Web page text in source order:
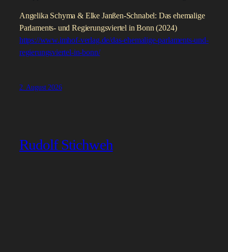
Angelika Schyma & Elke Janßen-Schnabel: Das ehemalige
Parlaments- und Regierungsviertel in Bonn (2024)
https://www.imhof-verlag.de/das-ehemalige-parlaments-und-
regierungsviertel-in-bonn/
2. August 2026
Rudolf Stichweh